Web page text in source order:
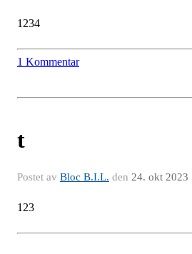
1234
1 Kommentar
t
Postet av Bloc B.I.L. den 24. okt 2023
123